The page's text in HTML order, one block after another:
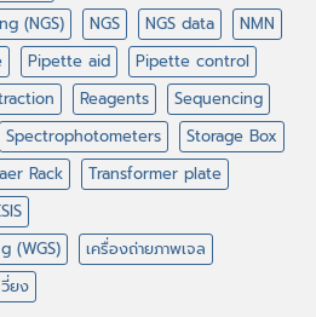
(NGS)
NGS NGS data
NMN
Pipette aid
Pipette control
Reagents
Sequencing
Spectrophotometers
Storage Box
Rack
Transformer plate
(WGS)
เครื่องถ่ายภาพเจล
ยง